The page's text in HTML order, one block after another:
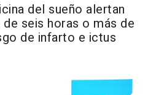
del sueño alertan
seis horas o más de
de infarto e ictus